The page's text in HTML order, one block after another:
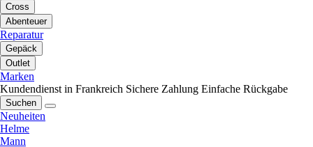
Cross
Abenteuer
Reparatur
Gepäck
Outlet
Marken
Kundendienst in Frankreich Sichere Zahlung Einfache Rückgabe
Suchen
Neuheiten
Helme
Mann